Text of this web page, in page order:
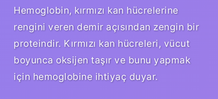
Hemoglobin, kırmızı kan hücrelerine
rengini veren demir açısından zengin bir
proteindir. Kırmızı kan hücreleri, vücut
boyunca oksijen taşır ve bunu yapmak
için hemoglobine ihtiyaç duyar.